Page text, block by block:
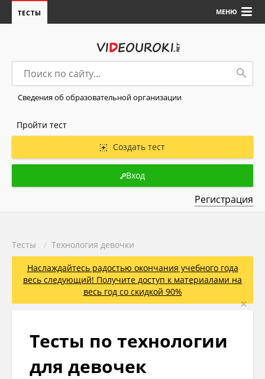
МЕНЮ
ТЕСТЫ
Сведения об образовательной организации
Пройти тест
Создать тест
Вход
Регистрация
Тесты / Технология девочки
Наслаждайтесь радостью окончания учебного года
весь следующий! Получите доступ к материалами на
весь год со скидкой 90%
×
Тесты по технологии
для девочек